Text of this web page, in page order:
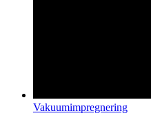
Vakuumimpregnering